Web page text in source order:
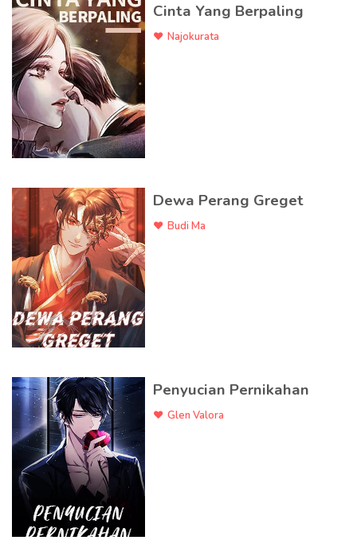
Cinta Yang Berpaling
Najokurata
Dewa Perang Greget
Budi Ma
Penyucian Pernikahan
Glen Valora